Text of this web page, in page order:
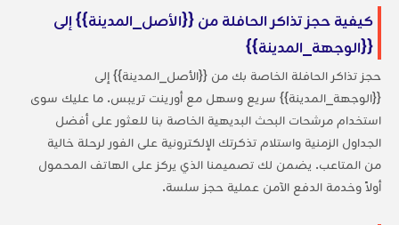
كيفية حجز تذاكر الحافلة من {{الأصل_المدينة}} إلى
{{الوجهة_المدينة}}
حجز تذاكر الحافلة الخاصة بك من {{الأصل_المدينة}} إلى
{{الوجهة_المدينة}} سريع وسهل مع أورينت تريبس. ما عليك سوى
استخدام مرشحات البحث البديهية الخاصة بنا للعثور على أفضل
الجداول الزمنية واستلام تذكرتك الإلكترونية على الفور لرحلة خالية
من المتاعب. يضمن لك تصميمنا الذي يركز على الهاتف المحمول
أولاً وخدمة الدفع الآمن عملية حجز سلسة.